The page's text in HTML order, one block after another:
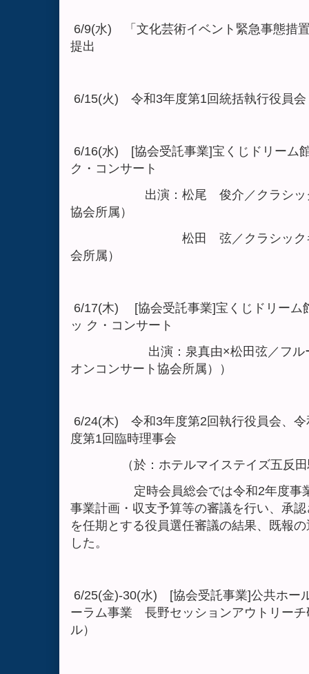
6/9(水) 「文化芸術イベント緊急事態措
提出
6/15(火) 令和3年度第1回統括執行役員会
6/16(水) [協会受託事業]宝くじドリーム
ク・コンサート
出演：松尾 俊介／クラシックギ
協会所属）
松田 弦／クラシックギター
会所属）
6/17(木) [協会受託事業]宝くじドリーム
ッ ク・コンサート
出演：泉真由×松田弦／フルート
オンコンサート協会所属））
6/24(木) 令和3年度第2回執行役員会、
度第1回臨時理事会
（於：ホテルマイステイズ五反田
定時会員総会では令和2年度事業
事業計画・収支予算等の審議を行い、承
を任期とする役員選任審議の結果、既報
した。
6/25(金)-30(水) [協会受託事業]公共ホー
ーラム事業 長野セッションアウトリーチ
ル）